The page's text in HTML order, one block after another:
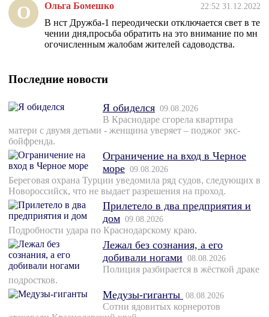
О Ольга Бомешко 22:52 31.12.2022
В нст Дружба-1 переодически отключается свет в те
чении дня,просьба обратить на это внимание по мн
огочисленным жалобам жителей садоводства.
Последние новости
Я обиделся 09.08.2026
В Краснодаре сгорела квартира
матери с двумя детьми - женщина уверяет – поджог экс-
бойфренда.
Ограничение на вход в Черное
море 09.08.2026
Береговая охрана Турции уведомила ряд судов, следующих в
Новороссийск, что не выдает разрешения на проход.
Прилетело в два предприятия и
дом 09.08.2026
Подробности удара по Краснодарскому краю.
Лежал без сознания, а его
добивали ногами 08.08.2026
Полиция разбирается в жёсткой драке
подростков.
Медузы-гиганты 08.08.2026
Сотни ядовитых корнеротов